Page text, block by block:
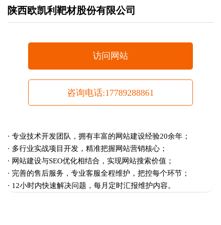
陕西欧凯利靶材股份有限公司
访问网站
咨询电话:17789288861
· 专业技术开发团队，拥有丰富的网站建设经验20余年；
· 多行业实战项目开发，精准把握网站营销核心；
· 网站建设与SEO优化相结合，实现网站搜索价值；
· 完善的售后服务，专业客服全程维护，把控每个环节；
· 12小时内快速解决问题，每月定时汇报维护内容。